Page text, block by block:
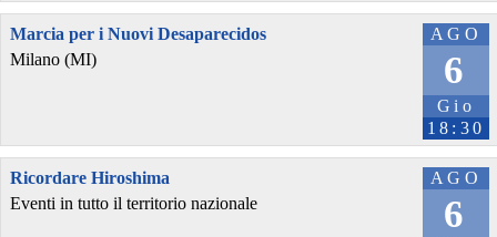
AGO
6
Gio
18:30
Marcia per i Nuovi Desaparecidos
Milano (MI)
AGO
6
Ricordare Hiroshima
Eventi in tutto il territorio nazionale